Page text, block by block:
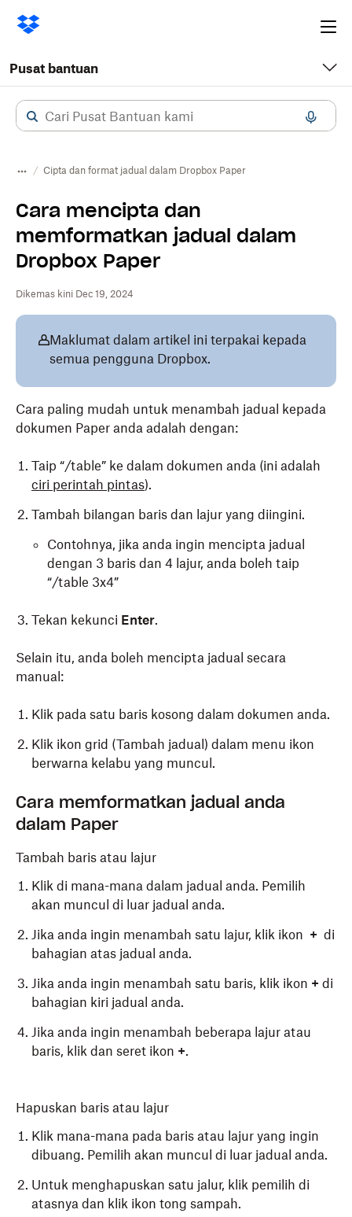
Pusat bantuan
Cipta dan format jadual dalam Dropbox Paper
Cara mencipta dan
memformatkan jadual dalam
Dropbox Paper
Dikemas kini Dec 19, 2024
Maklumat dalam artikel ini terpakai kepada
semua pengguna Dropbox.
Cara paling mudah untuk menambah jadual kepada
dokumen Paper anda adalah dengan:
Taip “/table” ke dalam dokumen anda (ini adalah
ciri perintah pintas).
Tambah bilangan baris dan lajur yang diingini.
Contohnya, jika anda ingin mencipta jadual
dengan 3 baris dan 4 lajur, anda boleh taip
“/table 3x4”
Tekan kekunci Enter.
Selain itu, anda boleh mencipta jadual secara
manual:
Klik pada satu baris kosong dalam dokumen anda.
Klik ikon grid (Tambah jadual) dalam menu ikon
berwarna kelabu yang muncul.
Cara memformatkan jadual anda
dalam Paper
Tambah baris atau lajur
Klik di mana-mana dalam jadual anda. Pemilih
akan muncul di luar jadual anda.
Jika anda ingin menambah satu lajur, klik ikon + di
bahagian atas jadual anda.
Jika anda ingin menambah satu baris, klik ikon + di
bahagian kiri jadual anda.
Jika anda ingin menambah beberapa lajur atau
baris, klik dan seret ikon +.
Hapuskan baris atau lajur
Klik mana-mana pada baris atau lajur yang ingin
dibuang. Pemilih akan muncul di luar jadual anda.
Untuk menghapuskan satu jalur, klik pemilih di
atasnya dan klik ikon tong sampah.